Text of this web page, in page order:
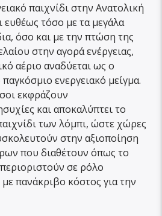
παιχνίδι στην Ανατολική
ευθέως τόσο με τα μεγάλα
όσο και με την πτώση της
στην αγορά ενέργειας,
αέριο αναδύεται ως ο
ενεργειακό μείγμα.
εκφράζουν
και αποκαλύπτει το
των λόμπι, ώστε χώρες
στην αξιοποίηση
που διαθέτουν όπως το
σε ρόλο
με πανάκριβο κόστος για την